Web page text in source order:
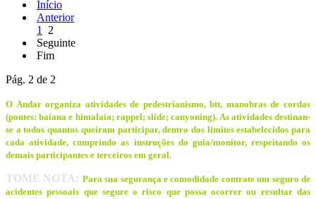
Início
Anterior
1 2
Seguinte
Fim
Pág. 2 de 2
O Andar organiza atividades de pedestrianismo, btt, manobras de cordas
(pontes: baiana e himalaia; rappel; slide; canyoning). As atividades destinan-
se a todos quantos queiram participar, dentro dos limites estabelecidos para
cada atividade, cumprindo as instruções do guia/monitor, respeitando os
demais participantes e terceiros em geral.
TOME NOTA: Para sua segurança e comodidade contrate um seguro de
acidentes pessoais que segure o risco que possa ocorrer ou resultar das